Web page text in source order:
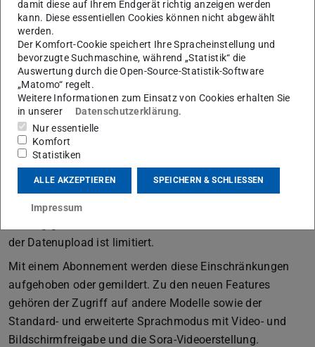
ChatGPT ist ein Freemium-Modell und kann ohne
Abonnement sowie ohne Account umfassend genutzt
werden. Im Folgenden werden die kostenlosen Funktionen
erläutert.
Es ist möglich, ChatGPT kostenlos und ohne Anmeldung
im Browser oder als App zu verwenden. Ohne Anmeldung
werden jedoch die Chats nicht gespeichert, es können
keine eigenen GPTs erstellt und keine Bilder generiert
werden. Der Zugang zu Custom GPTs und neueren GPT-
Modellen ist begrenzt und es können nur eingeschränkt
viele Prompts erstellt werden. Zudem ist die Anzahl der
der Datenupload ist limitiert.
Mit einem Abonnement werden diese Einschränkungen
aufgehoben oder gemildert. Zu den neuen Features
gehören der Zugriff auf andere Modelle sowie der
Standard- und erweiterte Sprachmodus mit Video- und
Bildschirmfreigabe und die Sora-Videoerstellung.
damit diese auf Ihrem Endgerät richtig anzeigen werden
kann. Diese essentiellen Cookies können nicht abgewählt
werden.
Der Komfort-Cookie speichert Ihre Spracheinstellung und
bevorzugte Suchmaschine, während „Statistik“ die
Auswertung durch die Open-Source-Statistik-Software
„Matomo“ regelt.
Weitere Informationen zum Einsatz von Cookies erhalten Sie
in unserer
Datenschutzerklärung.
Nur essentielle
Komfort
Statistiken
ALLE AKZEPTIEREN SPEICHERN & SCHLIESSEN
Impressum